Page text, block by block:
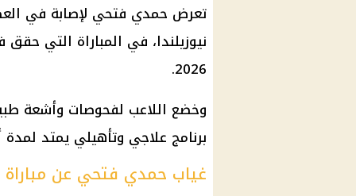
تعرض حمدي فتحي لإصابة في
نيوزيلندا، في المباراة التي
2026.
وخضع اللاعب لفحوصات وأشعة
برنامج علاجي وتأهيلي يمتد
غياب حمدي فتحي عن مباراة